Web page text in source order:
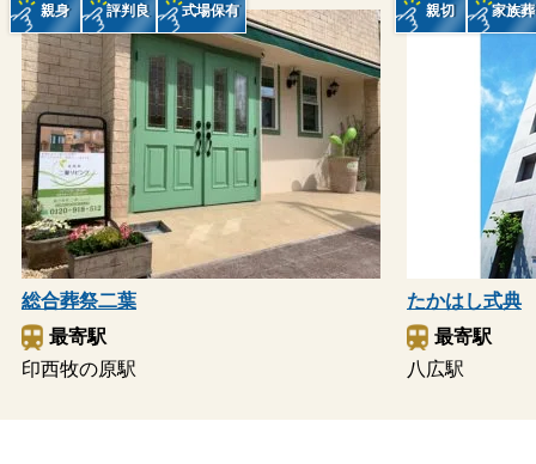
総合葬祭二葉
最寄駅
印西牧の原駅
親身 評判良 式場保有
たかはし式典
最寄駅
八広駅
親切 家族葬